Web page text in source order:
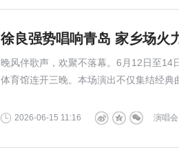
徐良强势唱响青岛 家乡场火
晚风伴歌声，欢聚不落幕。6月12日至14
体育馆连开三晚。本场演出不仅集结经典
奖、全城宣发造势以及歌迷暖心应援，打
2026-06-15 11:16 演唱会